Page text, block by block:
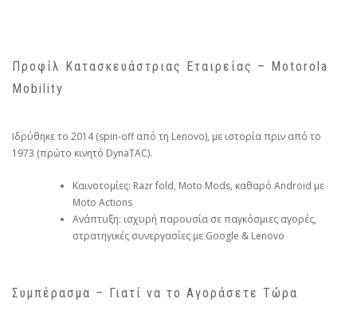
Προφίλ Κατασκευάστριας Εταιρείας – Motorola
Mobility
Ιδρύθηκε το 2014 (spin-off από τη Lenovo), με ιστορία πριν από το
1973 (πρώτο κινητό DynaTAC).
Καινοτομίες: Razr fold, Moto Mods, καθαρό Android με
Moto Actions
Ανάπτυξη: ισχυρή παρουσία σε παγκόσμιες αγορές,
στρατηγικές συνεργασίες με Google & Lenovo
Συμπέρασμα – Γιατί να το Αγοράσετε Τώρα